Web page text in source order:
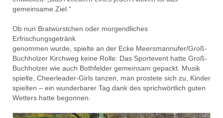
gemeinsame Ziel.“
Ob nun Bratwürstchen oder morgendliches
Erfrischungsgetränk
genommen wurde, spielte an der Ecke Meersmannufer/Groß-
Buchholzer Kirchweg keine Rolle: Das Sportevent hatte Groß-
Buchholzer wie auch Bothfelder gemeinsam gepackt. Musik
spielte, Cheerleader-Girls tanzen, man prostete sich zu, Kinder
spielten – ein wunderbarer Tag dank des sprichwörtlich guten
Wetters hatte begonnen.